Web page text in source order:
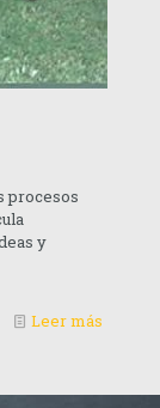
procesos
y
Leer más